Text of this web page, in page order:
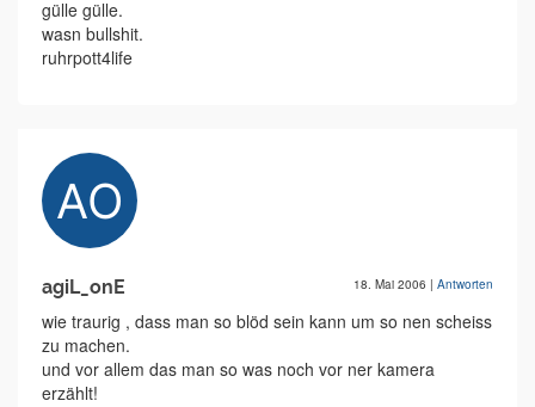
gülle gülle.
wasn bullshit.
ruhrpott4life
agiL_onE 18. Mai 2006 | Antworten
wie traurig , dass man so blöd sein kann um so nen scheiss
zu machen.
und vor allem das man so was noch vor ner kamera
erzählt!